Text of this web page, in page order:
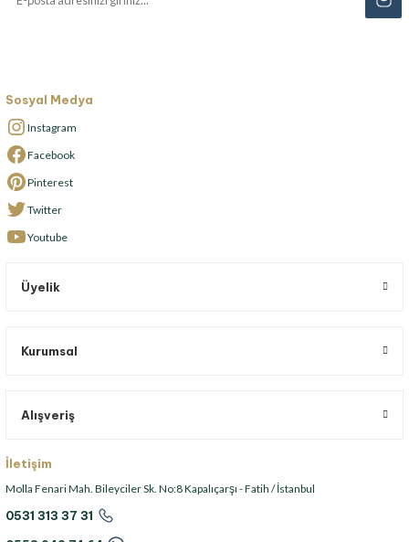
Sosyal Medya
Instagram
Facebook
Pinterest
Twitter
Youtube
Üyelik
Kurumsal
Alışveriş
İletişim
Molla Fenari Mah. Bileyciler Sk. No:8 Kapalıçarşı - Fatih / İstanbul
0531 313 37 31